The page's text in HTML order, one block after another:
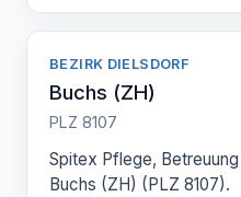
BEZIRK DIELSDORF
Buchs (ZH)
PLZ 8107
Spitex Pflege,
Buchs (ZH) (PLZ 8107).